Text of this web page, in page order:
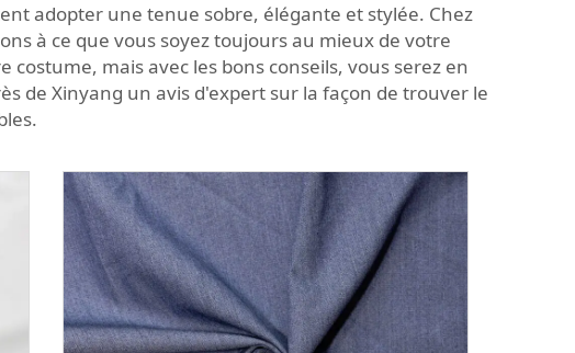
adopter une tenue sobre, élégante et stylée. Chez
à ce que vous soyez toujours au mieux de votre
mais avec les bons conseils, vous serez en
de Xinyang un avis d'expert sur la façon de trouver le